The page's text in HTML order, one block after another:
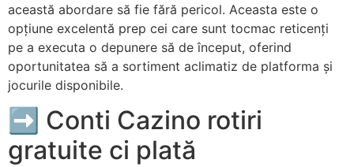
această abordare să fie fără pericol. Aceasta este o
opțiune excelentă prep cei care sunt tocmac reticenți
pe a executa o depunere să de început, oferind
oportunitatea să a sortiment aclimatiz de platforma și
jocurile disponibile.
➡ Conti Cazino rotiri
gratuite ci plată